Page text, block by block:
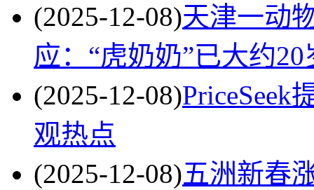
(2025-12-08)天津一动
应：“虎奶奶”已大约
(2025-12-08)PriceSeek
观热点
(2025-12-08)五洲新春